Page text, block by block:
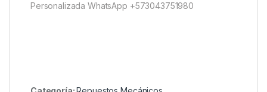
Personalizada WhatsApp +573043751980